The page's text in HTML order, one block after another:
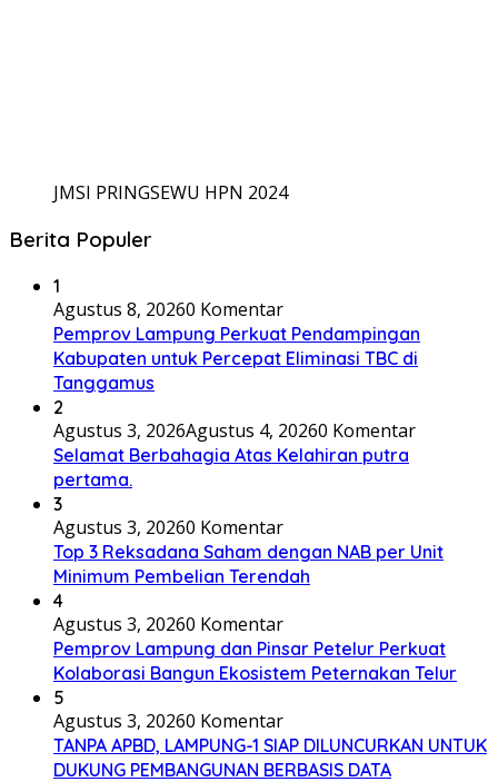
JMSI PRINGSEWU HPN 2024
Berita Populer
1
Agustus 8, 20260 Komentar
Pemprov Lampung Perkuat Pendampingan
Kabupaten untuk Percepat Eliminasi TBC di
Tanggamus
2
Agustus 3, 2026Agustus 4, 20260 Komentar
Selamat Berbahagia Atas Kelahiran putra
pertama.
3
Agustus 3, 20260 Komentar
Top 3 Reksadana Saham dengan NAB per Unit
Minimum Pembelian Terendah
4
Agustus 3, 20260 Komentar
Pemprov Lampung dan Pinsar Petelur Perkuat
Kolaborasi Bangun Ekosistem Peternakan Telur
5
Agustus 3, 20260 Komentar
TANPA APBD, LAMPUNG-1 SIAP DILUNCURKAN UNTUK
DUKUNG PEMBANGUNAN BERBASIS DATA